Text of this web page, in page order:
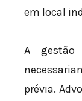
em local
A gestão
prévia.